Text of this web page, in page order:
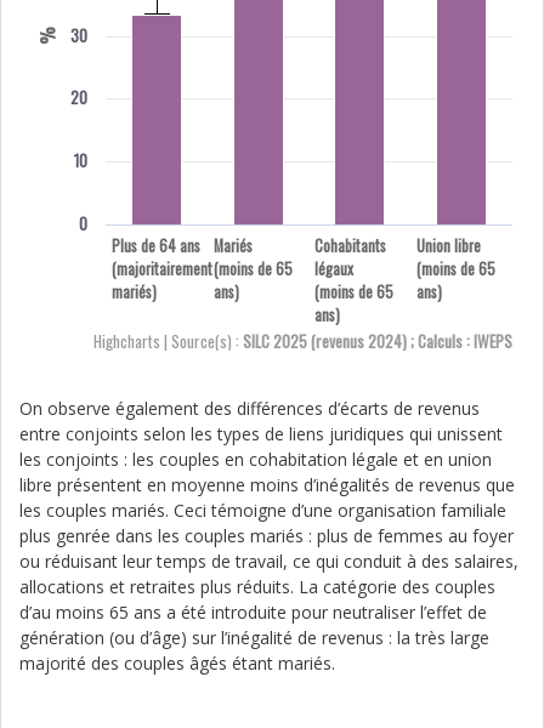
%
0
10
20
30
Highcharts | Source(s) : SILC 2025 (revenus 2024) ; Calculs : IWEPS
Plus de 64 ans
(majoritairement
mariés)
Mariés
(moins de 65
ans)
Cohabitants
légaux
(moins de 65
ans)
Union libre
(moins de 65
ans)
On observe également des différences d’écarts de revenus
entre conjoints selon les types de liens juridiques qui unissent
les conjoints : les couples en cohabitation légale et en union
libre présentent en moyenne moins d’inégalités de revenus que
les couples mariés. Ceci témoigne d’une organisation familiale
plus genrée dans les couples mariés : plus de femmes au foyer
ou réduisant leur temps de travail, ce qui conduit à des salaires,
allocations et retraites plus réduits. La catégorie des couples
d’au moins 65 ans a été introduite pour neutraliser l’effet de
génération (ou d’âge) sur l’inégalité de revenus : la très large
majorité des couples âgés étant mariés.